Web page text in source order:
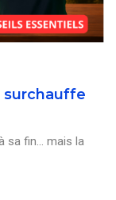
surchauffe
sa fin… mais la